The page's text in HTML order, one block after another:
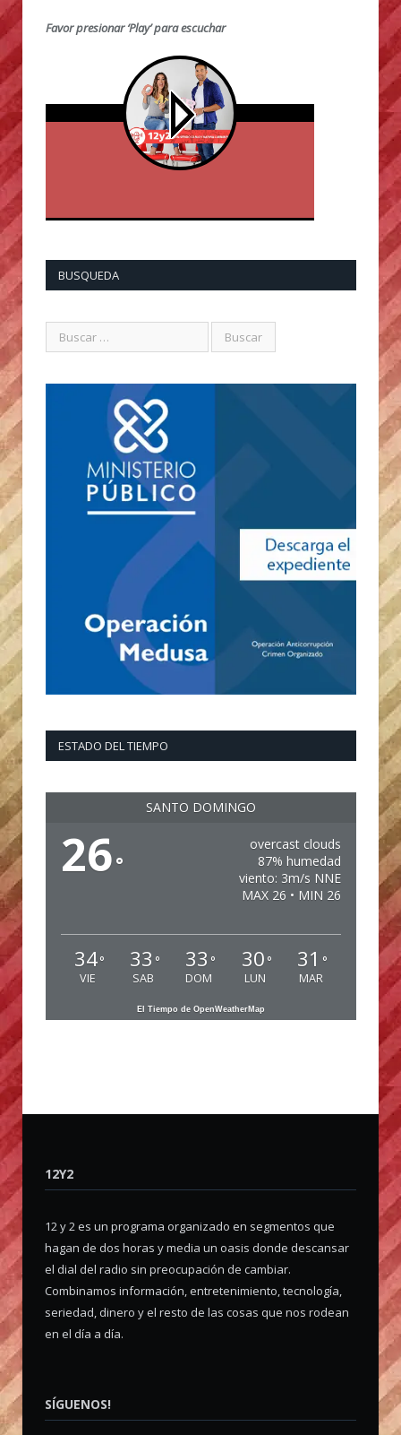
Favor presionar ‘Play’ para escuchar
BUSQUEDA
ESTADO DEL TIEMPO
SANTO DOMINGO
26°
overcast clouds
87% humedad
viento: 3m/s NNE
MAX 26 • MIN 26
34°
VIE
33 °
SAB
33 °
DOM
30 °
LUN
31 °
MAR
El Tiempo de OpenWeatherMap
12Y2
12 y 2 es un programa organizado en segmentos que
hagan de dos horas y media un oasis donde descansar
el dial del radio sin preocupación de cambiar.
Combinamos información, entretenimiento, tecnología,
seriedad, dinero y el resto de las cosas que nos rodean
en el día a día.
SÍGUENOS!